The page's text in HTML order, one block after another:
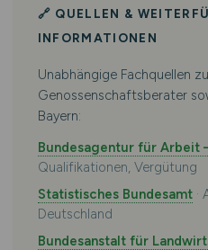
🔗 QUELLEN &
INFORMATIONEN
Unabhängige Fachquellen
Genossenschaftsberater
Bayern:
Bundesagentur für Arbeit
Qualifikationen, Vergütung
Statistisches Bundesamt·
Deutschland
Bundesanstalt für